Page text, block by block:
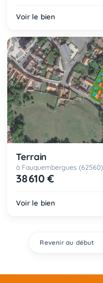
Voir le bien
Terrain
à Fauquembergues (62560)
38 610 €
Voir le bien
Revenir au début